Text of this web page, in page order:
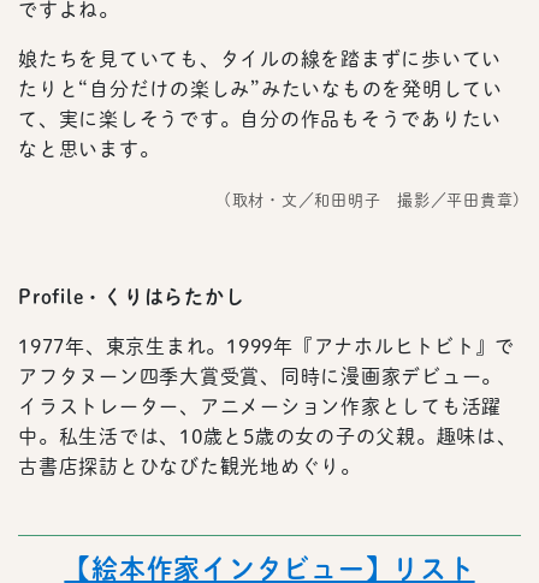
ですよね。
娘たちを見ていても、タイルの線を踏まずに歩いてい
たりと“自分だけの楽しみ”みたいなものを発明してい
て、実に楽しそうです。自分の作品もそうでありたい
なと思います。
(取材・文／和田明子 撮影／平田貴章)
Profile・くりはらたかし
1977年、東京生まれ。1999年『アナホルヒトビト』で
アフタヌーン四季大賞受賞、同時に漫画家デビュー。
イラストレーター、アニメーション作家としても活躍
中。私生活では、10歳と5歳の女の子の父親。趣味は、
古書店探訪とひなびた観光地めぐり。
【絵本作家インタビュー】リスト